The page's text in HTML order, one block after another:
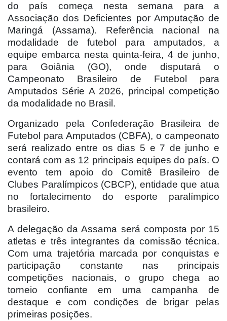
do país começa nesta semana para a
Associação dos Deficientes por Amputação de
Maringá (Assama). Referência nacional na
modalidade de futebol para amputados, a
equipe embarca nesta quinta-feira, 4 de junho,
para Goiânia (GO), onde disputará o
Campeonato Brasileiro de Futebol para
Amputados Série A 2026, principal competição
da modalidade no Brasil.
Organizado pela Confederação Brasileira de
Futebol para Amputados (CBFA), o campeonato
será realizado entre os dias 5 e 7 de junho e
contará com as 12 principais equipes do país. O
evento tem apoio do Comitê Brasileiro de
Clubes Paralímpicos (CBCP), entidade que atua
no fortalecimento do esporte paralímpico
brasileiro.
A delegação da Assama será composta por 15
atletas e três integrantes da comissão técnica.
Com uma trajetória marcada por conquistas e
participação constante nas principais
competições nacionais, o grupo chega ao
torneio confiante em uma campanha de
destaque e com condições de brigar pelas
primeiras posições.